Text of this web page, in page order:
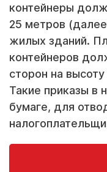
контейнеры
25 метров
жилых зданий.
контейнеров
сторон на высоту
Такие приказы в
бумаге, для